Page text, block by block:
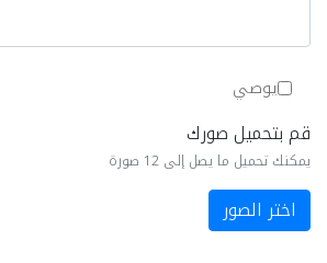
يوصي
قم بتحميل صورك
يمكنك تحميل ما يصل إلى 12 صورة
اختر الصور